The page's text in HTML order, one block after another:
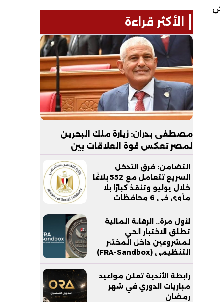
الأكثر قراءة
مصطفى بدران: زيارة ملك البحرين
لمصر تعكس قوة العلاقات بين
البلدين.. والأمن القومي الخليجي جزء
لا يتجزأ من الأمن القومي المصري
التضامن: فرق التدخل
السريع تتعامل مع 552 بلاغًا
خلال يوليو وتنقذ كبارًا بلا
مأوى في 6 محافظات
لأول مرة.. الرقابة المالية
تطلق الاختبار الحي
لمشروعين داخل المختبر
التنظيمي (FRA-Sandbox)
رابطة الأندية تعلن مواعيد
مباريات الدوري في شهر
رمضان